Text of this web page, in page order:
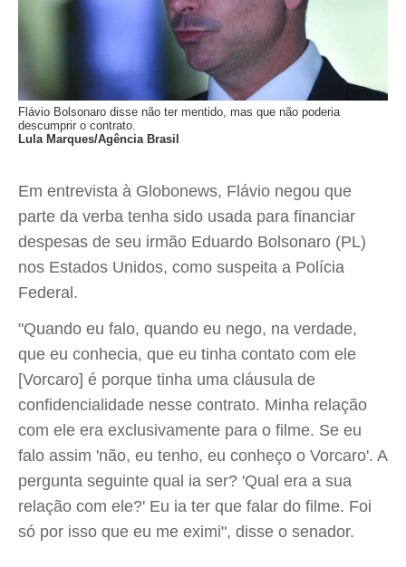
Flávio Bolsonaro disse não ter mentido, mas que não poderia
descumprir o contrato.
Lula Marques/Agência Brasil
Em entrevista à Globonews, Flávio negou que
parte da verba tenha sido usada para financiar
despesas de seu irmão Eduardo Bolsonaro (PL)
nos Estados Unidos, como suspeita a Polícia
Federal.
"Quando eu falo, quando eu nego, na verdade,
que eu conhecia, que eu tinha contato com ele
[Vorcaro] é porque tinha uma cláusula de
confidencialidade nesse contrato. Minha relação
com ele era exclusivamente para o filme. Se eu
falo assim 'não, eu tenho, eu conheço o Vorcaro'. A
pergunta seguinte qual ia ser? 'Qual era a sua
relação com ele?' Eu ia ter que falar do filme. Foi
só por isso que eu me eximi", disse o senador.